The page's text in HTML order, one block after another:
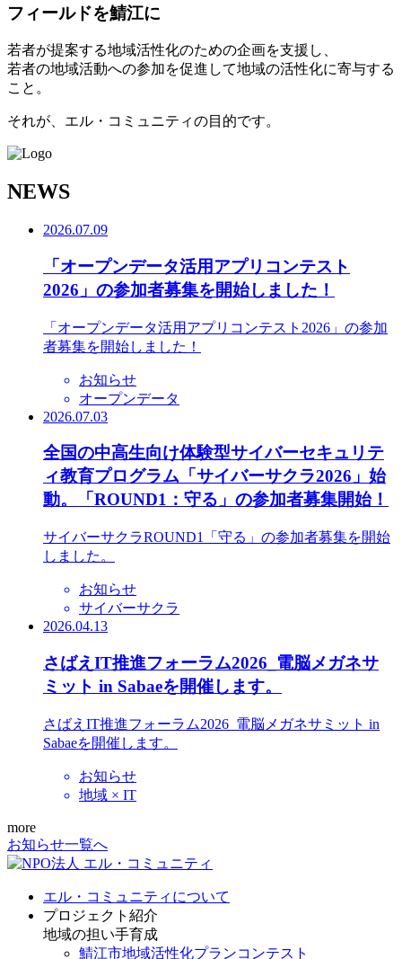
フィールドを鯖江に
若者が提案する地域活性化のための企画を支援し、
若者の地域活動への参加を促進して地域の活性化に寄与する
こと。
それが、エル・コミュニティの目的です。
NEWS
2026.07.09
「オープンデータ活用アプリコンテスト
2026」の参加者募集を開始しました！
「オープンデータ活用アプリコンテスト2026」の参加
者募集を開始しました！
お知らせ
オープンデータ
2026.07.03
全国の中高生向け体験型サイバーセキュリテ
ィ教育プログラム「サイバーサクラ2026」始
動。「ROUND1：守る」の参加者募集開始！
サイバーサクラROUND1「守る」の参加者募集を開始
しました。
お知らせ
サイバーサクラ
2026.04.13
さばえIT推進フォーラム2026_電脳メガネサ
ミット in Sabaeを開催します。
さばえIT推進フォーラム2026_電脳メガネサミット in
Sabaeを開催します。
お知らせ
地域 × IT
more
お知らせ一覧へ
エル・コミュニティについて
プロジェクト紹介
地域の担い手育成
鯖江市地域活性化プランコンテスト